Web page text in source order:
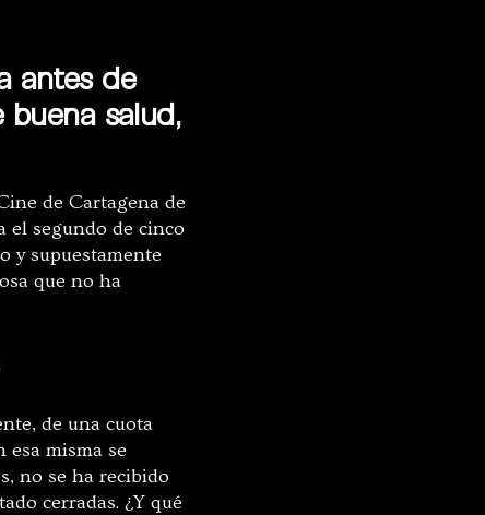
antes de
salud,
de Cartagena de
el segundo de cinco
y supuestamente
que no ha
de una cuota
esa misma se
no se ha recibido
cerradas. ¿Y qué